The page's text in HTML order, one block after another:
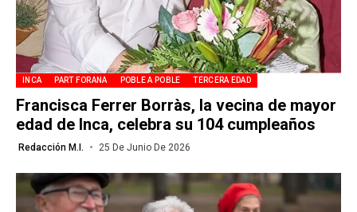
INCA PART FORANA POBLE A POBLE TERCERA EDAD
Francisca Ferrer Borràs, la vecina de mayor
edad de Inca, celebra su 104 cumpleaños
Redacción M.I. 25 De Junio De 2026